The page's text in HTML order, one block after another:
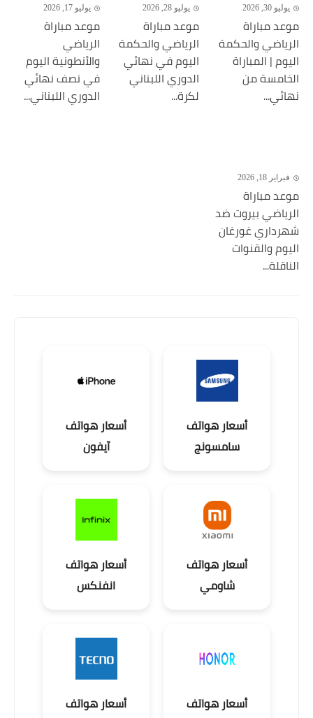
يوليو 30, 2026
موعد مباراة
الرياضي والحكمة
اليوم | المباراة
الخامسة من
نهائي...
يوليو 28, 2026
موعد مباراة
الرياضي والحكمة
اليوم في نهائي
الدوري اللبناني
لكرة...
يوليو 17, 2026
موعد مباراة
الرياضي
والأنطونية اليوم
في نصف نهائي
الدوري اللبناني...
فبراير 18, 2026
موعد مباراة
الرياضي بيروت ضد
شهرداري غورغان
اليوم والقنوات
الناقلة...
أسعار هواتف
سامسونج
أسعار هواتف
آيفون
أسعار هواتف
شاومي
أسعار هواتف
انفنكس
أسعار هواتف
أسعار هواتف